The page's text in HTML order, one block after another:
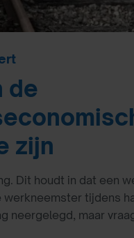
de
zijn
Dit houdt in dat een
tijdens
maar